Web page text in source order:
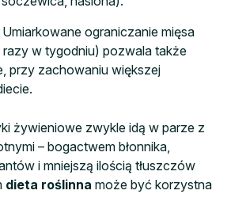
Umiarkowane ograniczanie mięsa
razy w tygodniu) pozwala także
przy zachowaniu większej
żywieniowe zwykle idą w parze z
– bogactwem błonnika,
i mniejszą ilością tłuszczów
dieta roślinna może być korzystna